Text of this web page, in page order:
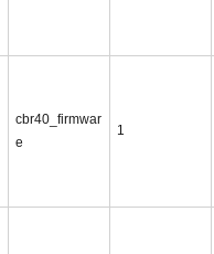
cbr40_firmwar
e
1